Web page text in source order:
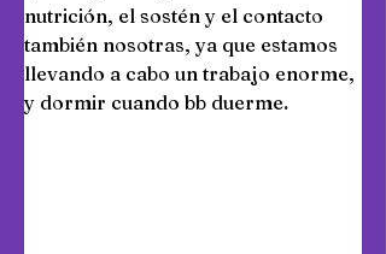
nutrición, el sostén y el contacto
también nosotras, ya que estamos
llevando a cabo un trabajo enorme,
y dormir cuando bb duerme.